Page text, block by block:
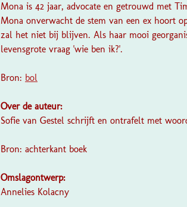
Mona is 42 jaar, advocate en getrouwd met
Mona onverwacht de stem van een ex hoort
zal het niet bij blijven. Als haar mooi
levensgrote vraag 'wie ben ik?'.
Bron: bol
Over de auteur:
Sofie van Gestel schrijft en ontrafelt met
Bron: achterkant boek
Omslagontwerp:
Annelies Kolacny